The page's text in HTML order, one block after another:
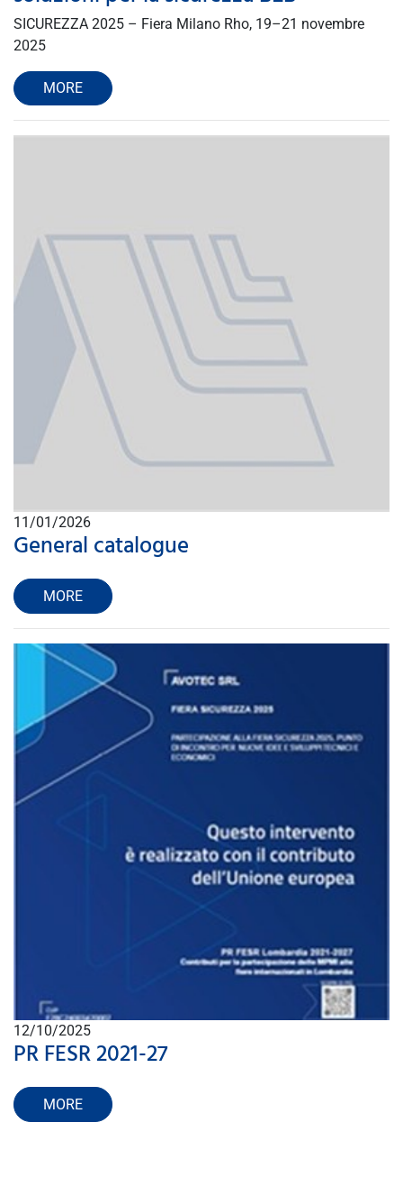
SICUREZZA 2025 – Fiera Milano Rho, 19–21 novembre
2025
MORE
11/01/2026
General catalogue
MORE
12/10/2025
PR FESR 2021-27
MORE